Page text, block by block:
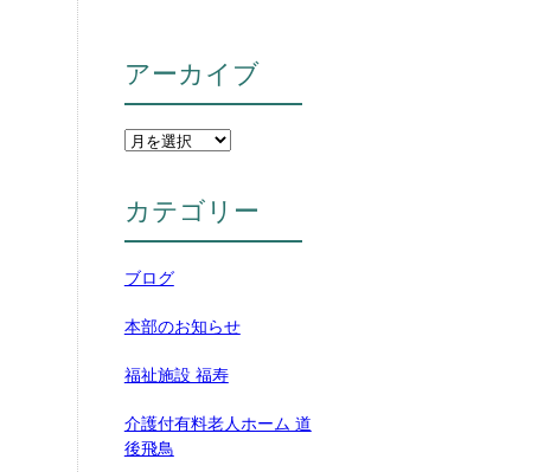
アーカイブ
カテゴリー
ブログ
本部のお知らせ
福祉施設 福寿
介護付有料老人ホーム 道
後飛鳥